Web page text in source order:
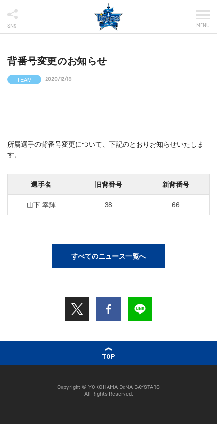
SNS MENU
背番号変更のお知らせ
TEAM 2020/12/15
所属選手の背番号変更について、下記のとおりお知らせいたしま
す。
選手名 旧背番号 新背番号
山下 幸輝 38 66
すべてのニュース一覧へ
TOP
Copyright © YOKOHAMA DeNA BAYSTARS
All Rights Reserved.